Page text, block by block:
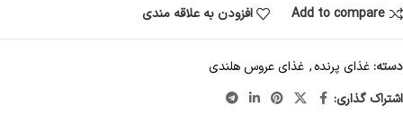
Add to compare
افزودن به علاقه مندی
دسته:غذای پرنده, غذای عروس هلندی
اشتراک گذاری: